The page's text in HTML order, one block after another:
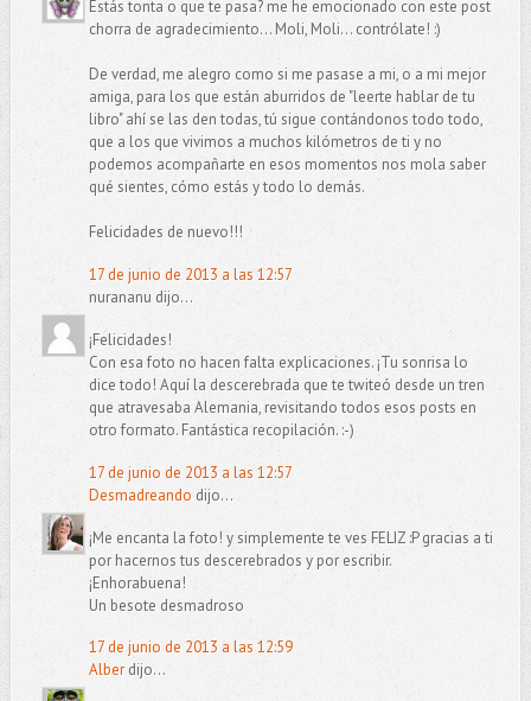
Estás tonta o que te pasa? me he emocionado con este post
chorra de agradecimiento... Moli, Moli... contrólate! :)
De verdad, me alegro como si me pasase a mi, o a mi mejor
amiga, para los que están aburridos de "leerte hablar de tu
libro" ahí se las den todas, tú sigue contándonos todo todo,
que a los que vivimos a muchos kilómetros de ti y no
podemos acompañarte en esos momentos nos mola saber
qué sientes, cómo estás y todo lo demás.
Felicidades de nuevo!!!
17 de junio de 2013 a las 12:57
nurananu dijo...
¡Felicidades!
Con esa foto no hacen falta explicaciones. ¡Tu sonrisa lo
dice todo! Aquí la descerebrada que te twiteó desde un tren
que atravesaba Alemania, revisitando todos esos posts en
otro formato. Fantástica recopilación. :-)
17 de junio de 2013 a las 12:57
Desmadreando dijo...
¡Me encanta la foto! y simplemente te ves FELIZ :P gracias a ti
por hacernos tus descerebrados y por escribir.
¡Enhorabuena!
Un besote desmadroso
17 de junio de 2013 a las 12:59
Alberdijo...